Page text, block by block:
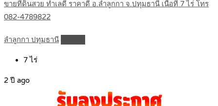
ขายที่ดินสวย ทำเลดี ราคาดี อ.ลำลูกกา จ.ปทุมธานี เนื้อที่ 7 ไร่ โทร
082-4789822
ลำลูกกา ปทุมธานี
7ไร่
2 ปี ago